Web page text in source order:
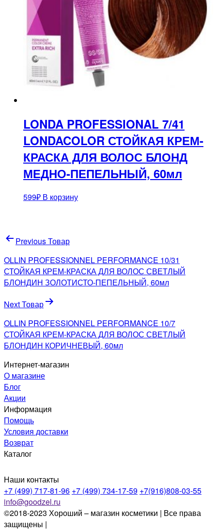
LONDA PROFESSIONAL 7/41
LONDACOLOR СТОЙКАЯ КРЕМ-
КРАСКА ДЛЯ ВОЛОС БЛОНД
МЕДНО-ПЕПЕЛЬНЫЙ, 60мл
599₽ В корзину
Навигация
по
записям
Previous Товар
OLLIN PROFESSIONNEL PERFORMANCE 10/31
СТОЙКАЯ КРЕМ-КРАСКА ДЛЯ ВОЛОС СВЕТЛЫЙ
БЛОНДИН ЗОЛОТИСТО-ПЕПЕЛЬНЫЙ, 60мл
Next Товар
OLLIN PROFESSIONNEL PERFORMANCE 10/7
СТОЙКАЯ КРЕМ-КРАСКА ДЛЯ ВОЛОС СВЕТЛЫЙ
БЛОНДИН КОРИЧНЕВЫЙ, 60мл
Интернет-магазин
О магазине
Блог
Акции
Информация
Помощь
Условия доставки
Возврат
Каталог
Наши контакты
+7 (499) 717-81-96 +7 (499) 734-17-59 +7(916)808-03-55
info@goodzel.ru
©2018-2023 Хороший – магазин косметики | Все права
защищены |